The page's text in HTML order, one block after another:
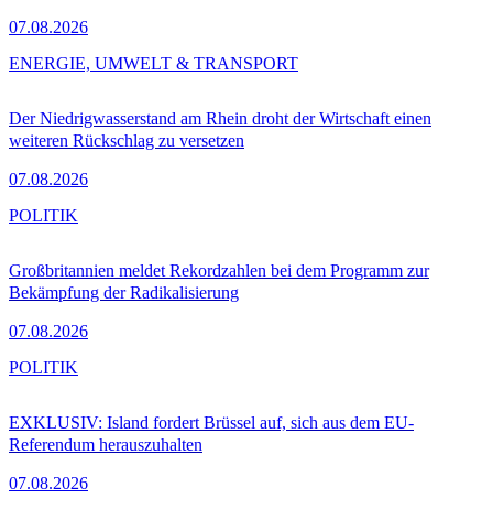
07.08.2026
Der Niedrigwasserstand am Rhein droht der Wirtschaft einen
weiteren Rückschlag zu versetzen
07.08.2026
ENERGIE, UMWELT & TRANSPORT
Großbritannien meldet Rekordzahlen bei dem Programm zur
Bekämpfung der Radikalisierung
07.08.2026
POLITIK
EXKLUSIV: Island fordert Brüssel auf, sich aus dem EU-
Referendum herauszuhalten
07.08.2026
POLITIK